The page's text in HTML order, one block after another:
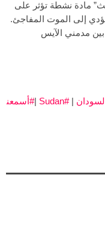
مادة نشطة تؤثر على
إلى الموت المفاجئ.
بين مدمني الآيس
|
#Sudan
|#أسمعن